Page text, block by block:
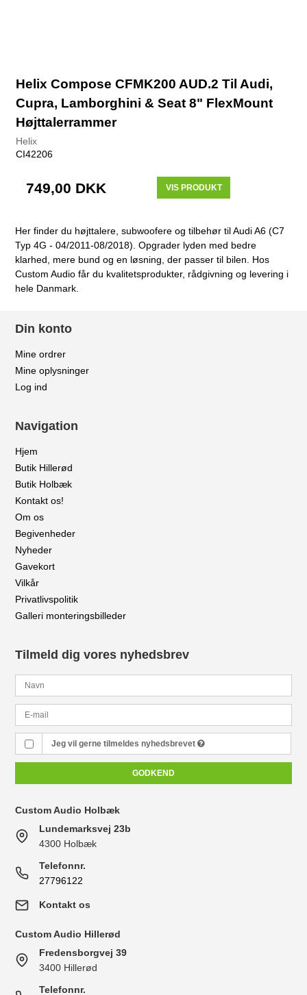
Helix Compose CFMK200 AUD.2 Til Audi,
Cupra, Lamborghini & Seat 8" FlexMount
Højttalerrammer
Helix
CI42206
749,00 DKK VIS PRODUKT
Her finder du højttalere, subwoofere og tilbehør til Audi A6 (C7
Typ 4G - 04/2011-08/2018). Opgrader lyden med bedre
klarhed, mere bund og en løsning, der passer til bilen. Hos
Custom Audio får du kvalitetsprodukter, rådgivning og levering i
hele Danmark.
Din konto
Mine ordrer
Mine oplysninger
Log ind
Navigation
Hjem
Butik Hillerød
Butik Holbæk
Kontakt os!
Om os
Begivenheder
Nyheder
Gavekort
Vilkår
Privatlivspolitik
Galleri monteringsbilleder
Tilmeld dig vores nyhedsbrev
Jeg vil gerne tilmeldes nyhedsbrevet
GODKEND
Custom Audio Holbæk
Lundemarksvej 23b
4300 Holbæk
Telefonnr.
27796122
Kontakt os
Custom Audio Hillerød
Fredensborgvej 39
3400 Hillerød
Telefonnr.